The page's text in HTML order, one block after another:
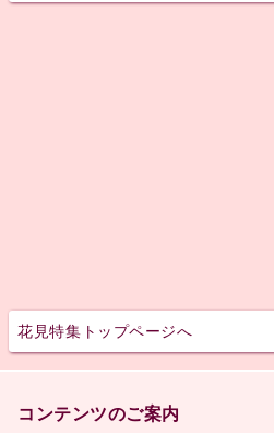
花見特集トップページへ
コンテンツのご案内